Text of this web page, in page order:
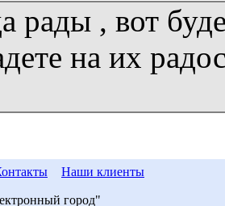
рады , вот
на их
Наши клиенты
город"